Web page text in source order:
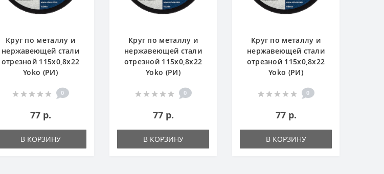
Круг по металлу и
нержавеющей стали
отрезной 115х0,8х22
Yoko (РИ)
0
77 р.
В КОРЗИНУ
Круг по металлу и
нержавеющей стали
отрезной 115х0,8х22
Yoko (РИ)
0
77 р.
В КОРЗИНУ
Круг по металлу и
нержавеющей стали
отрезной 115х0,8х22
Yoko (РИ)
0
77 р.
В КОРЗИНУ